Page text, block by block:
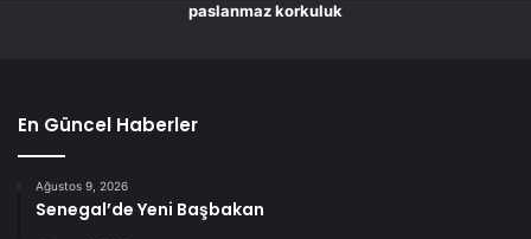
paslanmaz korkuluk
En Güncel Haberler
Ağustos 9, 2026
Senegal’de Yeni Başbakan